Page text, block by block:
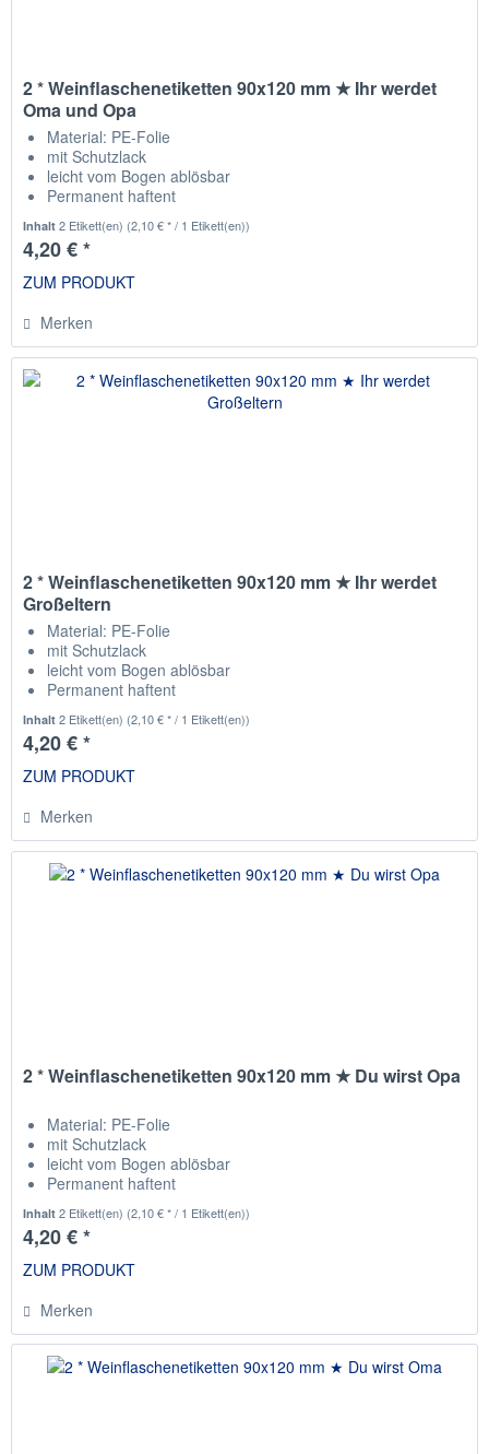
2 * Weinflaschenetiketten 90x120 mm ★ Ihr werdet
Oma und Opa
Material: PE-Folie
mit Schutzlack
leicht vom Bogen ablösbar
Permanent haftent
Inhalt2 Etikett(en) (2,10 € * / 1 Etikett(en))
4,20 € *
ZUM PRODUKT
Merken
2 * Weinflaschenetiketten 90x120 mm ★ Ihr werdet
Großeltern
Material: PE-Folie
mit Schutzlack
leicht vom Bogen ablösbar
Permanent haftent
Inhalt2 Etikett(en) (2,10 € * / 1 Etikett(en))
4,20 € *
ZUM PRODUKT
Merken
2 * Weinflaschenetiketten 90x120 mm ★ Du wirst Opa
Material: PE-Folie
mit Schutzlack
leicht vom Bogen ablösbar
Permanent haftent
Inhalt2 Etikett(en) (2,10 € * / 1 Etikett(en))
4,20 € *
ZUM PRODUKT
Merken